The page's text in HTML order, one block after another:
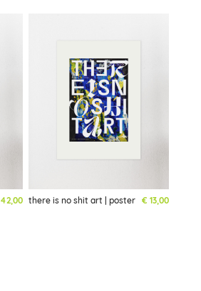
42,00Preisspanne: € 17,99 bis € 42,00
there is no shit art | poster € 13,00